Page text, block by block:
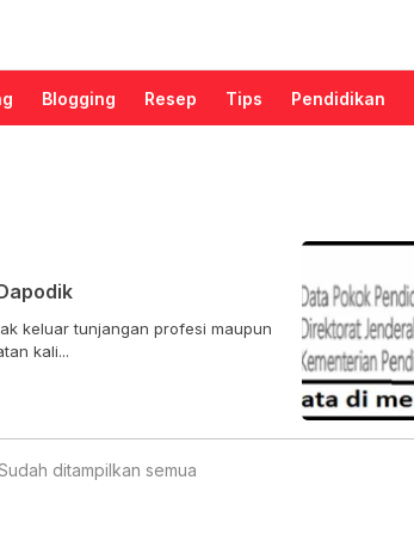
Blogging Resep Tips Pendidikan
keluar tunjangan profesi maupun
kali...
ditampilkan semua